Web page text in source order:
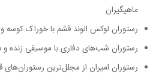
ماهیگیران
رستوران لوکس الوند قشم با خوراک کوسه
رستوران شب‌های دفاری با موسیقی زنده و
رستوران امیران از مجلل‌ترین